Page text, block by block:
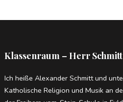
Klassenraum – Herr Schmitt
Ich heiße Alexander Schmitt und
Katholische Religion und Musik an